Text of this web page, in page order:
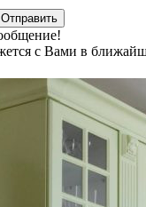
с Вами в